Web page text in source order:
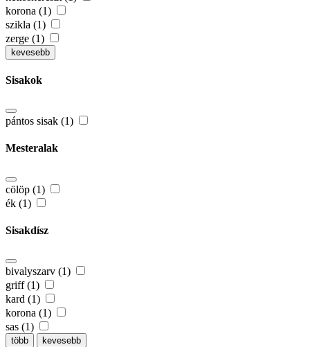
korona (1)
szikla (1)
zerge (1)
kevesebb
Sisakok
pántos sisak (1)
Mesteralak
cölöp (1)
ék (1)
Sisakdísz
bivalyszarv (1)
griff (1)
kard (1)
korona (1)
sas (1)
több kevesebb